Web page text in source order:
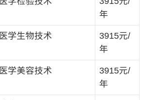
年
医学生物技术
3915元/
年
医学美容技术
3915元/
年